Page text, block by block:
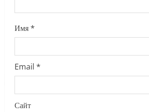
Имя*
Email *
Сайт